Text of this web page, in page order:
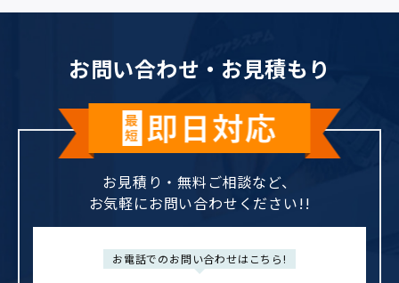
お問い合わせ‧お⾒積もり
お見積り・無料ご相談など、
お気軽にお問い合わせください!!
お電話でのお問い合わせはこちら!